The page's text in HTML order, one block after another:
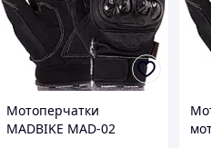
Мотоперчатки
MADBIKE MAD-02